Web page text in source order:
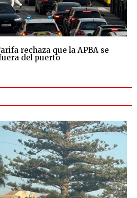
rechaza que la APBA se
del puerto